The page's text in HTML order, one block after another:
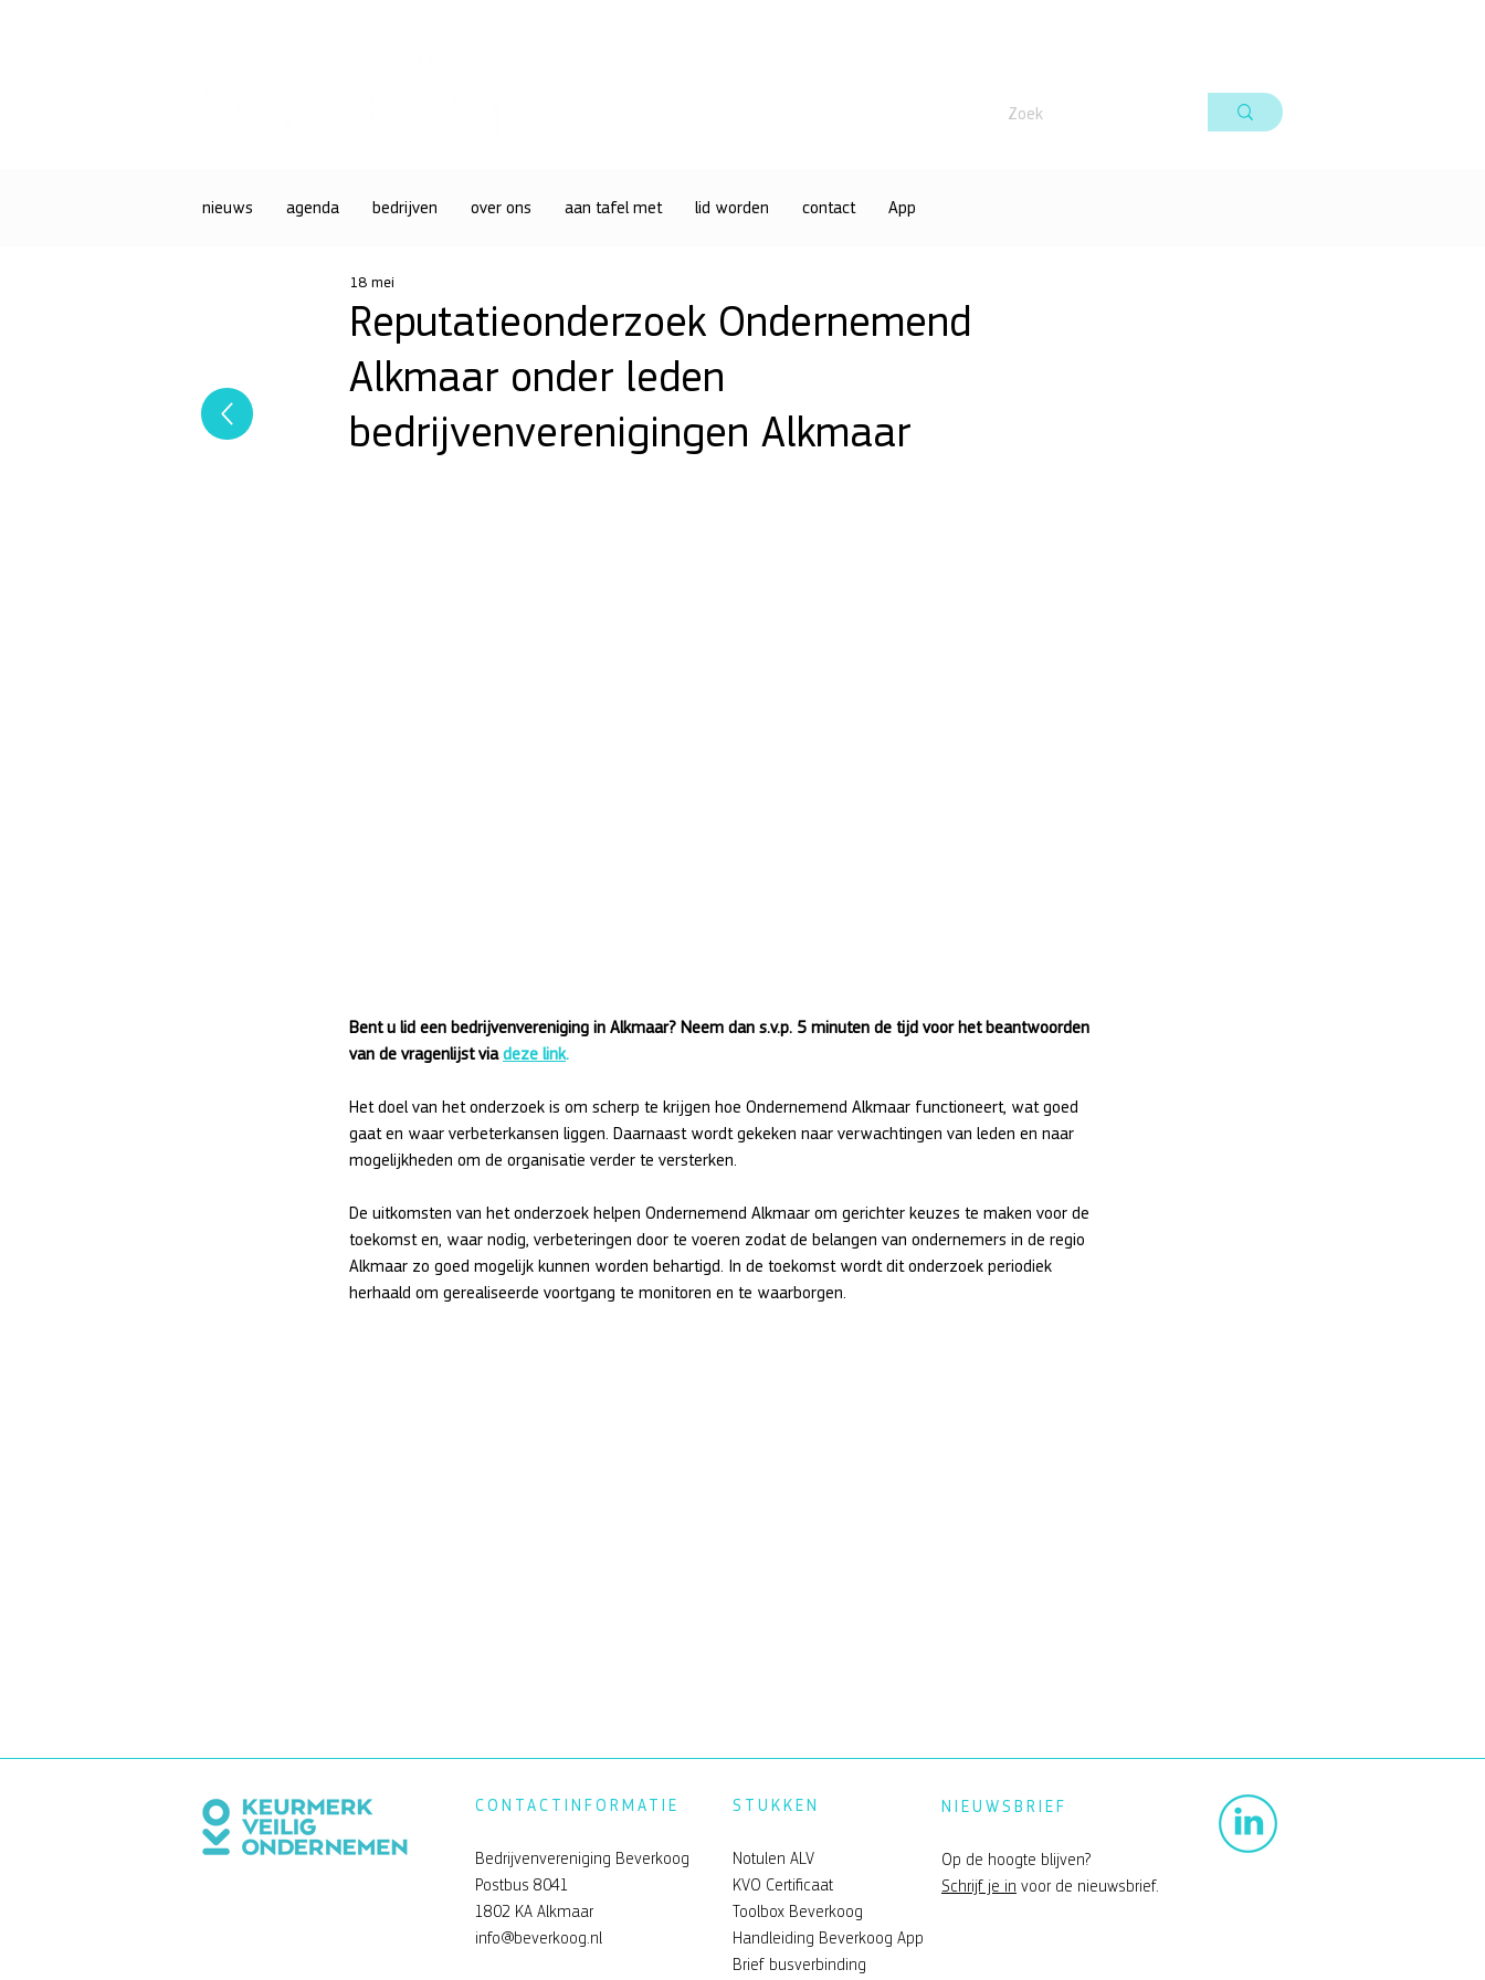
nieuws agenda bedrijven over ons aan tafel met lid worden contact App
Reputatieonderzoek Ondernemend
Alkmaar onder leden
bedrijvenverenigingen Alkmaar
18 mei
Bent u lid een bedrijvenvereniging in Alkmaar? Neem dan s.v.p. 5 minuten de tijd voor het beantwoorden
van de vragenlijst via deze link.
Het doel van het onderzoek is om scherp te krijgen hoe Ondernemend Alkmaar functioneert, wat goed
gaat en waar verbeterkansen liggen. Daarnaast wordt gekeken naar verwachtingen van leden en naar
mogelijkheden om de organisatie verder te versterken.
De uitkomsten van het onderzoek helpen Ondernemend Alkmaar om gerichter keuzes te maken voor de
toekomst en, waar nodig, verbeteringen door te voeren zodat de belangen van ondernemers in de regio
Alkmaar zo goed mogelijk kunnen worden behartigd. In de toekomst wordt dit onderzoek periodiek
herhaald om gerealiseerde voortgang te monitoren en te waarborgen.
Een andere kijk op de Beverkoog Feelgood zomerfeest Beverkoog
CONTACTINFORMATIE
Bedrijvenvereniging Beverkoog
Postbus 8041
1802 KA Alkmaar
info@beverkoog.nl
STUKKEN
Notulen ALV
KVO Certificaat
Toolbox Beverkoog
Handleiding Beverkoog App
Brief busverbinding
NIEUWSBRIEF
Op de hoogte blijven?
Schrijf je in voor de nieuwsbrief.